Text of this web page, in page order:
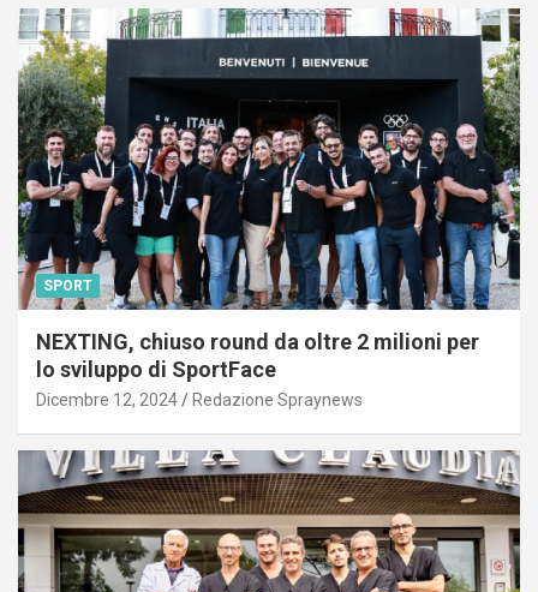
SPORT
NEXTING, chiuso round da oltre 2 milioni per
lo sviluppo di SportFace
Dicembre 12, 2024 Redazione Spraynews